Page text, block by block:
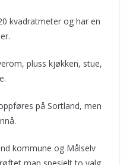
kvadratmeter og har en
pluss kjøkken, stue,
på Sortland, men
kommune og Målselv